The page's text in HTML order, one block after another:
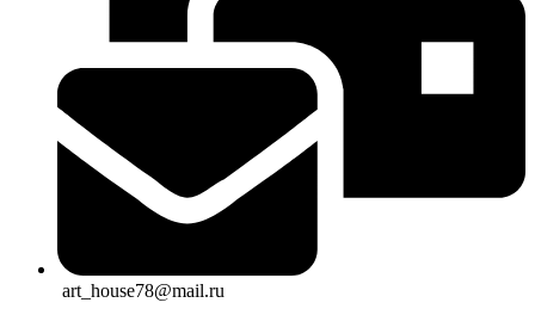
art_house78@mail.ru